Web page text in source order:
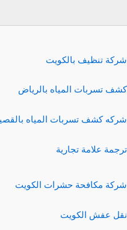
شركة تنظيف بالكويت
كشف تسربات المياه بالرياض
شركه كشف تسربات المياه
ترجمة علامة تجارية
شركة مكافحة حشرات الكويت
نقل عفش الكويت